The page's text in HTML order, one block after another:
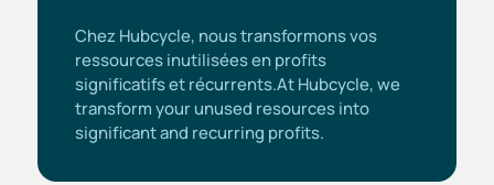
Chez Hubcycle, nous transformons vos
ressources inutilisées en profits
significatifs et récurrents.At Hubcycle, we
transform your unused resources into
significant and recurring profits.